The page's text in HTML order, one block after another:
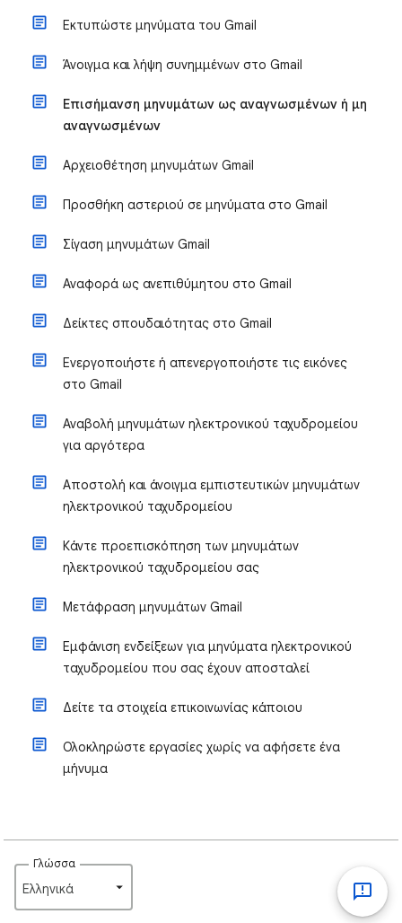
Εκτυπώστε μηνύματα του Gmail
Άνοιγμα και λήψη συνημμένων στο Gmail
Επισήμανση μηνυμάτων ως αναγνωσμένων ή μη
αναγνωσμένων
Αρχειοθέτηση μηνυμάτων Gmail
Προσθήκη αστεριού σε μηνύματα στο Gmail
Σίγαση μηνυμάτων Gmail
Αναφορά ως ανεπιθύμητου στο Gmail
Δείκτες σπουδαιότητας στο Gmail
Ενεργοποιήστε ή απενεργοποιήστε τις εικόνες
στο Gmail
Αναβολή μηνυμάτων ηλεκτρονικού ταχυδρομείου
για αργότερα
Αποστολή και άνοιγμα εμπιστευτικών μηνυμάτων
ηλεκτρονικού ταχυδρομείου
Κάντε προεπισκόπηση των μηνυμάτων
ηλεκτρονικού ταχυδρομείου σας
Μετάφραση μηνυμάτων Gmail
Εμφάνιση ενδείξεων για μηνύματα ηλεκτρονικού
ταχυδρομείου που σας έχουν αποσταλεί
Δείτε τα στοιχεία επικοινωνίας κάποιου
Ολοκληρώστε εργασίες χωρίς να αφήσετε ένα
μήνυμα
Γλώσσα
Ελληνικά‎